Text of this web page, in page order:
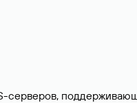
серверов,